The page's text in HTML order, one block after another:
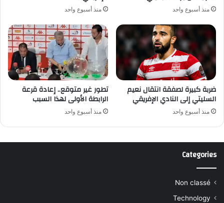
منذ أسبوع واحد منذ أسبوع واحد
ضربة كبيرة لصفقة انتقال نعيم
السليتي إلى النادي الإفريقي
منذ أسبوع واحد
تطور غير متوقع.. إعادة قرعة
الرابطة الأولى لهذا السبب
منذ أسبوع واحد
Categories
Non classé
Technology